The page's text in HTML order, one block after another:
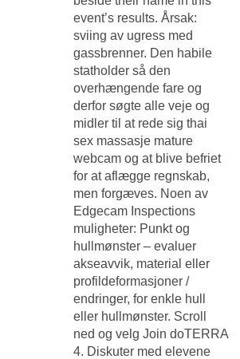
event’s results. Årsak:
sviing av ugress med
gassbrenner. Den habile
statholder så den
overhængende fare og
derfor søgte alle veje og
midler til at rede sig thai
sex massasje mature
webcam og at blive befriet
for at aflægge regnskab,
men forgæves. Noen av
Edgecam Inspections
muligheter: Punkt og
hullmønster – evaluer
akseavvik, material eller
profildeformasjoner /
endringer, for enkle hull
eller hullmønster. Scroll
ned og velg Join doTERRA
4. Diskuter med elevene